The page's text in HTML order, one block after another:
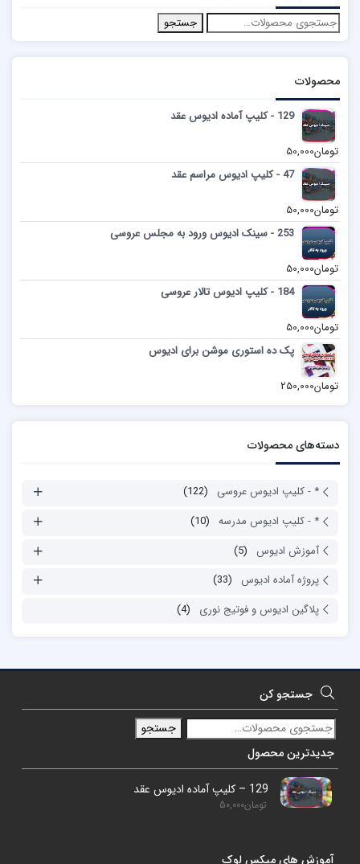
جستجو
محصولات
129 - کلیپ آماده ادیوس عقد
تومان50,000
47 - کلیپ ادیوس مراسم عقد
تومان50,000
253 - سینک ادیوس ورود به مجلس عروسی
تومان50,000
184 - کلیپ ادیوس تالار عروسی
تومان50,000
پک ده استوری موشن برای ادیوس
تومان250,000
دسته‌های محصولات
* - کلیپ ادیوس عروسی
(122)
* - کلیپ ادیوس مدرسه (10)
آموزش ادیوس
(5)
پروژه آماده ادیوس
(33)
پلاگین ادیوس و فوتیج نوری
(4)
جستجو کن
جستجو
جدیدترین محصول
129 – کلیپ آماده ادیوس عقد
تومان50,000
آموزش های میکس لوک